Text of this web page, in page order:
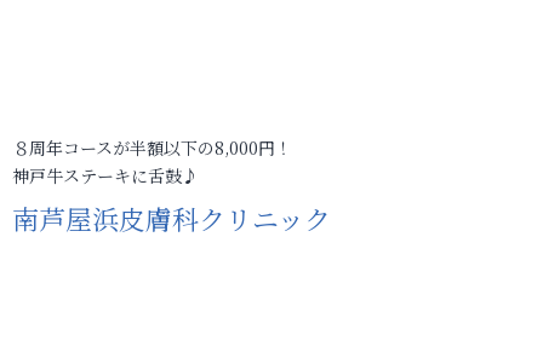
８周年コースが半額以下の8,000円！
神戸牛ステーキに舌鼓♪
南芦屋浜皮膚科クリニック